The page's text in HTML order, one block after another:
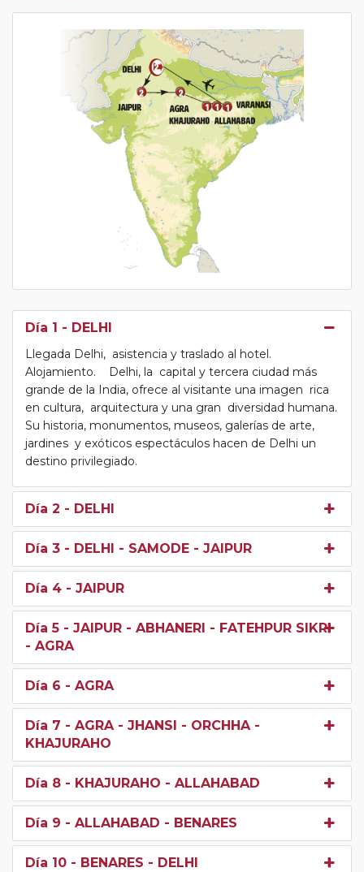
Día 1 - DELHI
Llegada Delhi, asistencia y traslado al hotel.
Alojamiento. Delhi, la capital y tercera ciudad más
grande de la India, ofrece al visitante una imagen rica
en cultura, arquitectura y una gran diversidad humana.
Su historia, monumentos, museos, galerías de arte,
jardines y exóticos espectáculos hacen de Delhi un
destino privilegiado.
Día 2 - DELHI
Día 3 - DELHI - SAMODE - JAIPUR
Día 4 - JAIPUR
Día 5 - JAIPUR - ABHANERI - FATEHPUR SIKRI
- AGRA
Día 6 - AGRA
Día 7 - AGRA - JHANSI - ORCHHA -
KHAJURAHO
Día 8 - KHAJURAHO - ALLAHABAD
Día 9 - ALLAHABAD - BENARES
Día 10 - BENARES - DELHI